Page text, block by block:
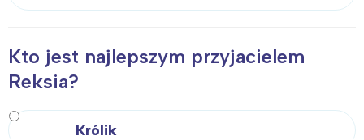
Kto jest najlepszym przyjacielem
Reksia?
Królik